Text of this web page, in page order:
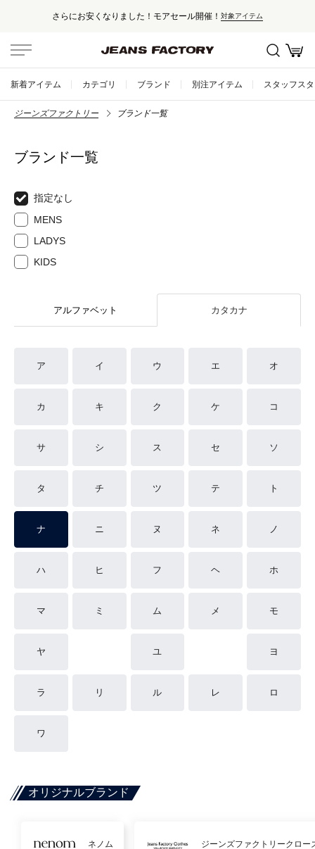
さらにお安くなりました！モアセール開催！ 対象アイテム
新着アイテム カテゴリ ブランド 別注アイテム スタッフス
ジーンズファクトリー ブランド一覧
ブランド一覧
指定なし
MENS
LADYS
KIDS
アルファベット カタカナ
ア イ ウ エ オ
カ キ ク ケ コ
サ シ ス セ ソ
タ チ ツ テ ト
ナ ニ ヌ ネ ノ
ハ ヒ フ ヘ ホ
マ ミ ム メ モ
ヤ ユ ヨ
ラ リ ル レ ロ
ワ
オリジナルブランド
ネノム ジーンズファクトリークロー